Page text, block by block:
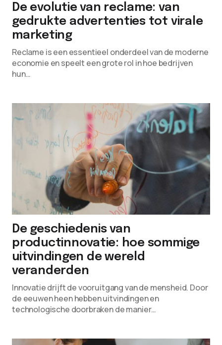
De evolutie van reclame: van
gedrukte advertenties tot virale
marketing
Reclame is een essentieel onderdeel van de moderne
economie en speelt een grote rol in hoe bedrijven
hun…
De geschiedenis van
productinnovatie: hoe sommige
uitvindingen de wereld
veranderden
Innovatie drijft de vooruitgang van de mensheid. Door
de eeuwen heen hebben uitvindingen en
technologische doorbraken de manier…